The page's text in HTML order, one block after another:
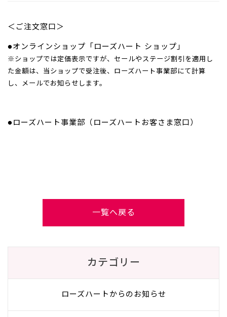
＜ご注文窓口＞
●オンラインショップ「ローズハート ショップ」
※ショップでは定価表示ですが、セールやステージ割引を適用し
た金額は、当ショップで受注後、ローズハート事業部にて計算
し、メールでお知らせします。
●ローズハート事業部（ローズハートお客さま窓口）
一覧へ戻る
カテゴリー
ローズハートからのお知らせ